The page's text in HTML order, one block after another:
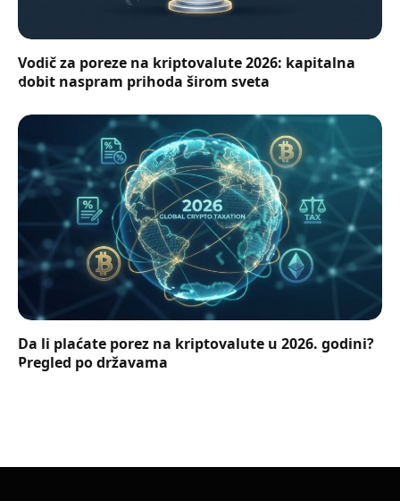
Vodič za poreze na kriptovalute 2026: kapitalna
dobit naspram prihoda širom sveta
Da li plaćate porez na kriptovalute u 2026. godini?
Pregled po državama